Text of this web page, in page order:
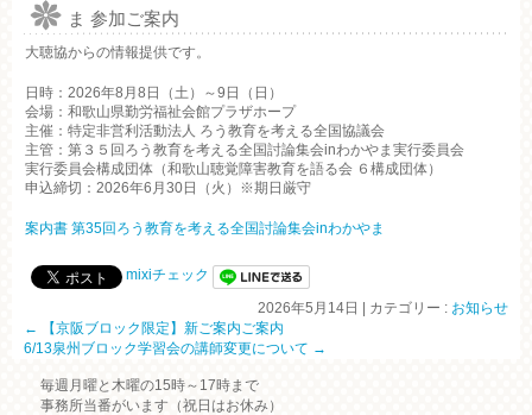
ま 参加ご案内
大聴協からの情報提供です。
日時：2026年8月8日（土）～9日（日）
会場：和歌山県勤労福祉会館プラザホープ
主催：特定非営利活動法人 ろう教育を考える全国協議会
主管：第３５回ろう教育を考える全国討論集会inわかやま実行委員会
実行委員会構成団体（和歌山聴覚障害教育を語る会 ６構成団体）
申込締切：2026年6月30日（火） ※期日厳守
案内書 第35回ろう教育を考える全国討論集会inわかやま
mixiチェック
2026年5月14日
カテゴリー : お知らせ
←
【京阪ブロック限定】新ご案内ご案内
6/13泉州ブロック学習会の講師変更について →
毎週月曜と木曜の15時～17時まで
事務所当番がいます（祝日はお休み）